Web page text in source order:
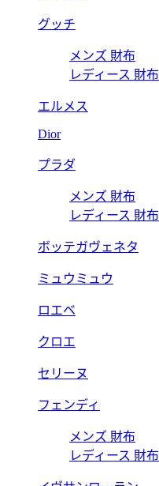
グッチ
メンズ 財布
レディース 財布
エルメス
Dior
プラダ
メンズ 財布
レディース 財布
ボッテガヴェネタ
ミュウミュウ
ロエベ
クロエ
セリーヌ
フェンディ
メンズ 財布
レディース 財布